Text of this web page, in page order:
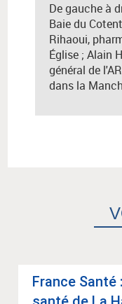
De gauche à
Baie du
Rihaoui,
Église ; Alain
général de
dans la
France